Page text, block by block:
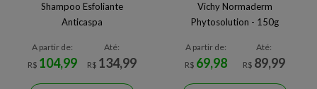
Shampoo Esfoliante
Anticaspa
A partir de:
R$ 104,99
Até:
R$ 134,99
Vichy Normaderm
Phytosolution - 150g
A partir de:
R$ 69,98
Até:
R$ 89,99